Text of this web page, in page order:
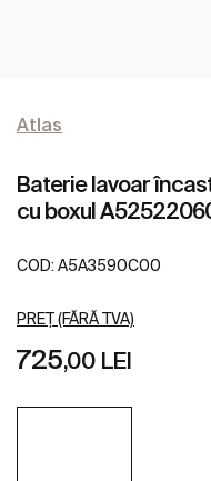
Atlas
Baterie lavoar
cu boxul
COD: A5A3590C00
PREȚ (FĂRĂ TVA)
725,00 LEI